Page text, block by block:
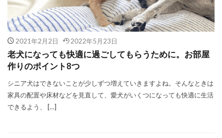
2021年2月2日 2022年5月23日
老犬になっても快適に過ごしてもらうために。お部屋
作りのポイント8つ
シニア犬はできないことが少しずつ増えていきますよね。そんなときは
家具の配置や床材などを見直して、愛犬がいくつになっても快適に生活
できるよう、 […]